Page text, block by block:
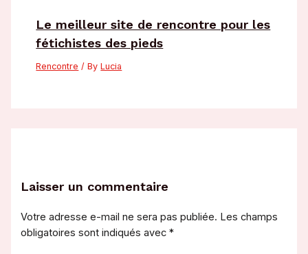
Le meilleur site de rencontre pour les
fétichistes des pieds
Rencontre / ByLucia
Laisser un commentaire
Votre adresse e-mail ne sera pas publiée. Les champs
obligatoires sont indiqués avec*